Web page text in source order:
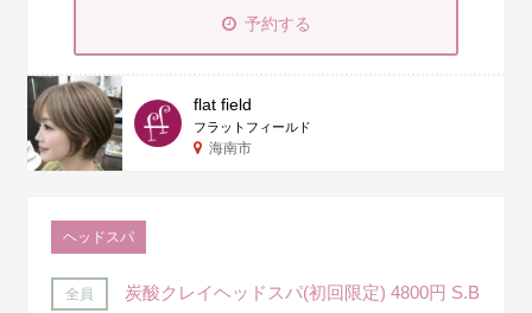
予約する
flat field
フラットフィールド
海南市
ヘッドスパ
全員
炭酸クレイヘッドスパ(初回限定) 4800円 S.B